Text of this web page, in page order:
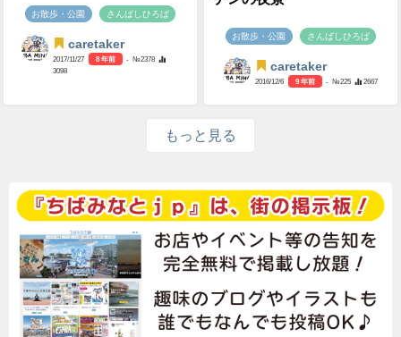
お散歩・公園 さんばしひろば
caretaker
2017/11/27 8 年前
- №2378
3098
お散歩・公園 さんばしひろば
caretaker
2016/12/6 9 年前 - №225 2667
もっと見る